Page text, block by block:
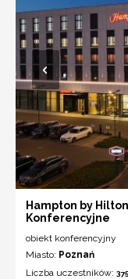
Hampton by
Konferencyjne
obiekt konferencyjny
Miasto: Poznań
Liczba uczestników: 375